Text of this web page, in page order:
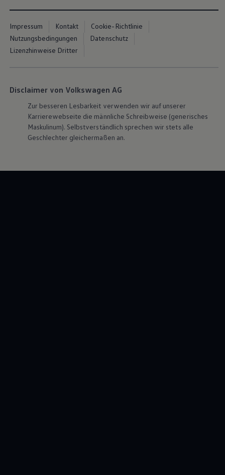
Impressum Kontakt
Cookie-Richtlinie
Nutzungsbedingungen
Datenschutz
Lizenzhinweise Dritter
Disclaimer von Volkswagen AG
Zur besseren Lesbarkeit verwenden wir auf unserer
Karrierewebseite die männliche Schreibweise (generisches
Maskulinum). Selbstverständlich sprechen wir stets alle
Geschlechter gleichermaßen an.